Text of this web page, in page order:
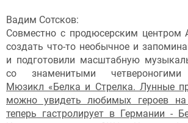
Вадим Сотсков:
Совместно с продюсерским центром
создать что-то необычное и
и подготовили масштабную
со знаменитыми четвероногими
Мюзикл «Белка и Стрелка. Лунные
можно увидеть любимых героев
теперь гастролирует в Германии -